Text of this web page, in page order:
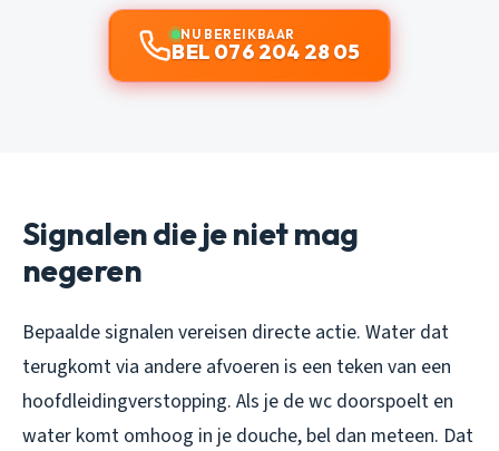
NU BEREIKBAAR
BEL 076 204 28 05
Signalen die je niet mag
negeren
Bepaalde signalen vereisen directe actie. Water dat
terugkomt via andere afvoeren is een teken van een
hoofdleidingverstopping. Als je de wc doorspoelt en
water komt omhoog in je douche, bel dan meteen. Dat